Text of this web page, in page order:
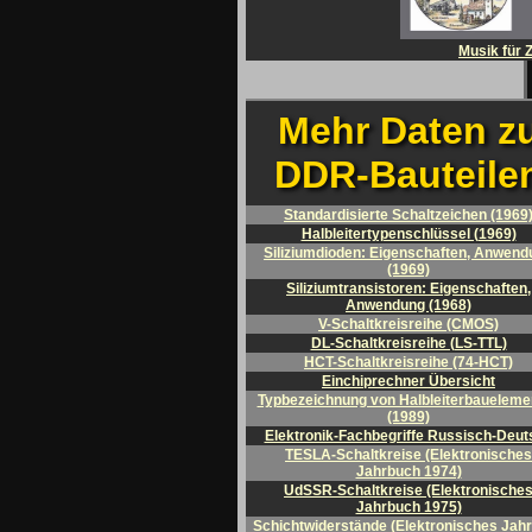
Musik für
Mehr Daten
DDR-
Standardisierte Schaltzeichen (1969)
Halbleitertypenschlüssel (1969)
Siliziumdioden: Eigenschaften,
(1969)
Siliziumtransistoren: Eigenschaften,
Anwendung (1968)
V-Schaltkreisreihe (CMOS)
DL-Schaltkreisreihe (LS-TTL)
HCT-Schaltkreisreihe (74-HCT)
Einchiprechner Übersicht
Typbezeichnung von
(1989)
Elektronik-Fachbegriffe Russisch-
TESLA-Schaltkreise (Elektronisches
Jahrbuch 1974)
UdSSR-Schaltkreise (Elektronisches
Jahrbuch 1975)
Schichtwiderstände (Elektronisches